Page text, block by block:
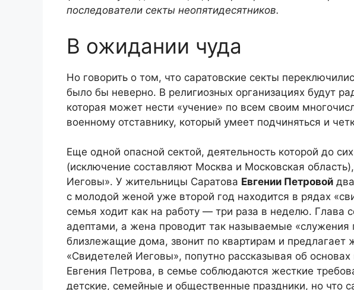
последователи секты неопятидесятников.
В ожидании чуда
Но говорить о том, что саратовские секты
было бы неверно. В религиозных организациях будут
которая может нести «учение» по всем своим
военному отставнику, который умеет подчиняться и
Еще одной опасной сектой, деятельность которой до
(исключение составляют Москва и Московская
Иеговы». У жительницы Саратова Евгении Петровой
с молодой женой уже второй год находится в рядах
семья ходит как на работу — три раза в неделю. Глава
адептами, а жена проводит так называемые «служения
близлежащие дома, звонит по квартирам и предлагает
«Свидетелей Иеговы», попутно рассказывая об основах
Евгения Петрова, в семье соблюдаются жесткие
детские, семейные и общественные праздники, но что